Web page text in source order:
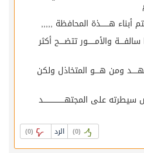
هـــــــذة المحافظة ,,,,,
والأمــــــور تتضــــح أكثر
ومن هــــو المتخاذل ولكن
على المجتهــــــــــــــــــد
(
0
) الرد (
0
)